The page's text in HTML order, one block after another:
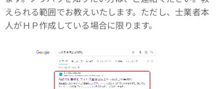
えられる範囲でお教えいたします。ただし、士業者本
人がＨＰ作成している場合に限ります。